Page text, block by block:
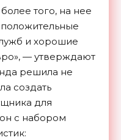
того, на нее
и хорошие
— утверждают
решила не
создать
для
с набором